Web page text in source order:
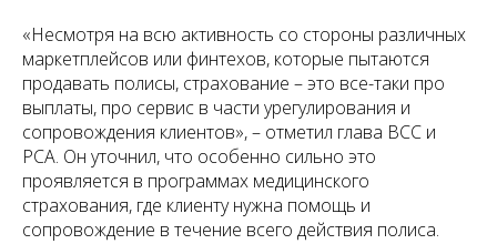
«Несмотря на всю активность со стороны различных
маркетплейсов или финтехов, которые пытаются
продавать полисы, страхование – это все-таки про
выплаты, про сервис в части урегулирования и
сопровождения клиентов», – отметил глава ВСС и
РСА. Он уточнил, что особенно сильно это
проявляется в программах медицинского
страхования, где клиенту нужна помощь и
сопровождение в течение всего действия полиса.